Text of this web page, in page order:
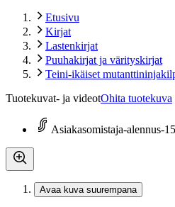
Etusivu
Kirjat
Lastenkirjat
Puuhakirjat ja värityskirjat
Teini-ikäiset
Tuotekuvat- ja videotOhita tuotekuva
Asiakasomistaja-alennus-
Avaa kuva suurempana